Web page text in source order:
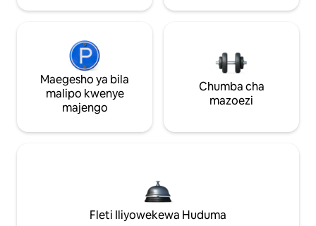
Maegesho ya bila
malipo kwenye
majengo
Chumba cha
mazoezi
Fleti Iliyowekewa Huduma